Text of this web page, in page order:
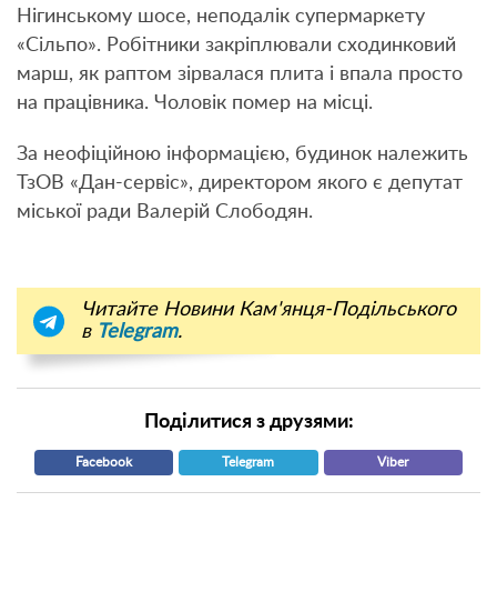
Нігинському шосе, неподалік супермаркету
«Сільпо». Робітники закріплювали сходинковий
марш, як раптом зірвалася плита і впала просто
на працівника. Чоловік помер на місці.
За неофіційною інформацією, будинок належить
ТзОВ «Дан-сервіс», директором якого є депутат
міської ради Валерій Слободян.
Читайте Новини Кам'янця-Подільського
в Telegram.
Поділитися з друзями:
Facebook Telegram Viber